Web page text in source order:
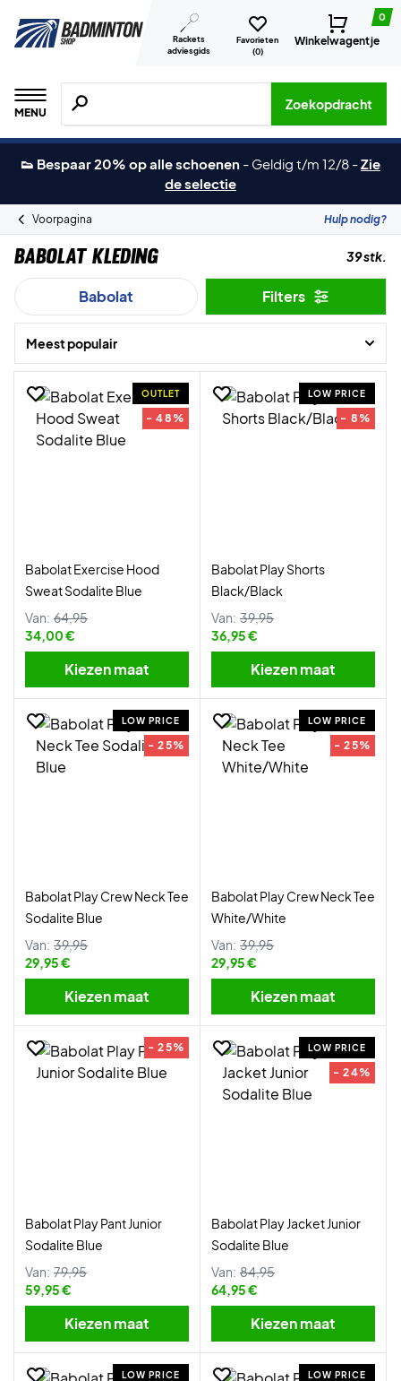
Rackets
adviesgids
Favorieten
(0)
0
Winkelwagentje
MENU
Zoeken naar producten, merken etc.
Zoekopdracht
👟 Bespaar 20% op alle schoenen - Geldig t/m 12/8 -Zie
de selectie
Voorpagina Hulp nodig?
Babolat Kleding 39 stk.
Babolat Filters
Meest populair
OUTLET
- 48%
Babolat Exercise Hood
Sweat Sodalite Blue
Van: 64,95
34,00 €
Kiezen maat
LOW PRICE
- 8%
Babolat Play Shorts
Black/Black
Van: 39,95
36,95 €
Kiezen maat
LOW PRICE
- 25%
Babolat Play Crew Neck Tee
Sodalite Blue
Van: 39,95
29,95 €
Kiezen maat
LOW PRICE
- 25%
Babolat Play Crew Neck Tee
White/White
Van: 39,95
29,95 €
Kiezen maat
- 25%
Babolat Play Pant Junior
Sodalite Blue
Van: 79,95
59,95 €
Kiezen maat
LOW PRICE
- 24%
Babolat Play Jacket Junior
Sodalite Blue
Van: 84,95
64,95 €
Kiezen maat
LOW PRICE LOW PRICE